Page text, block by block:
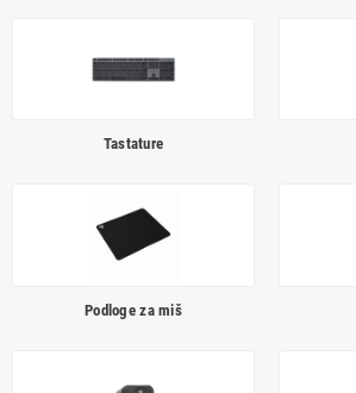
Tastature
Podloge za miš